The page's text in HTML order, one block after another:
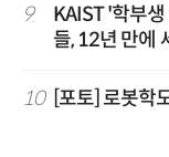
9
KAIST '학부
들, 12년 만에
10 [포토] 로봇학